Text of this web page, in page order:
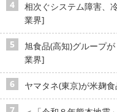
相次ぐシステム障害、
業界]
旭食品(高知)グループ
業界]
ヤマタネ(東京)が米麹